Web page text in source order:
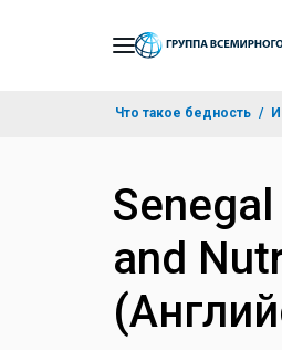
Что такое бедность
and